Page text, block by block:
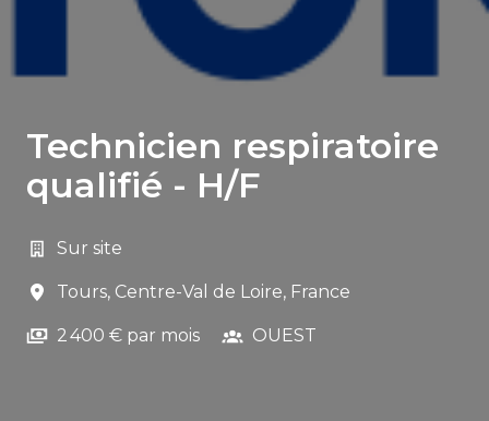
Technicien respiratoire
qualifié - H/F
Sur site
Tours, Centre-Val de Loire, France
2 400 € par mois OUEST